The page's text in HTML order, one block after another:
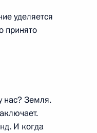
уделяется
принято
нас? Земля.
И когда